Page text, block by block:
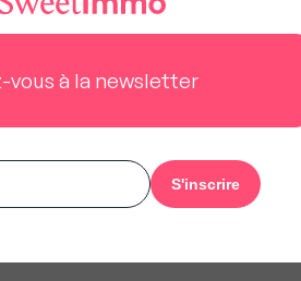
d’un
été propriétaires de
En cas de revente
un nouveau PTZ.
suivantes
vous à la newsletter